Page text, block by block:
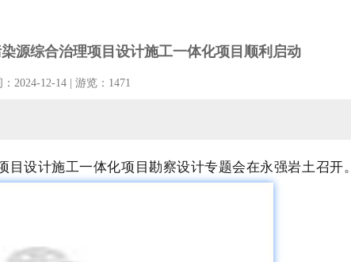
源综合治理项目设计施工一体化项目顺利启动
2024-12-14 | 游览：1471
设计施工一体化项目勘察设计专题会在永强岩土召开。